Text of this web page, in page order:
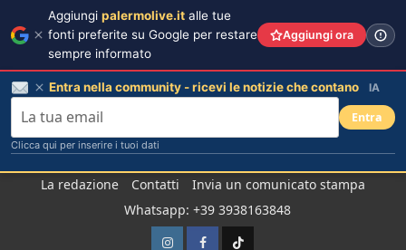
La redazione Contatti
Invia un comunicato stampa
Whatsapp: +39 3938163848
Aggiungi palermolive.it alle tue
fonti preferite su Google per restare
sempre informato
Aggiungi ora
Entra nella community - ricevi le notizie che contano IA
Entra
Clicca qui per inserire i tuoi dati